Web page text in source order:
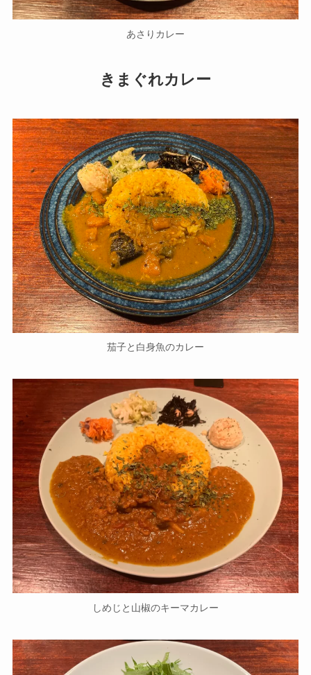
あさりカレー
きまぐれカレー
茄子と白身魚のカレー
しめじと山椒のキーマカレー